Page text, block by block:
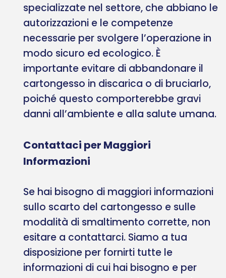
specializzate nel settore, che abbiano le
autorizzazioni e le competenze
necessarie per svolgere l’operazione in
modo sicuro ed ecologico. È
importante evitare di abbandonare il
cartongesso in discarica o di bruciarlo,
poiché questo comporterebbe gravi
danni all’ambiente e alla salute umana.
Contattaci per Maggiori
Informazioni
Se hai bisogno di maggiori informazioni
sullo scarto del cartongesso e sulle
modalità di smaltimento corrette, non
esitare a contattarci. Siamo a tua
disposizione per fornirti tutte le
informazioni di cui hai bisogno e per